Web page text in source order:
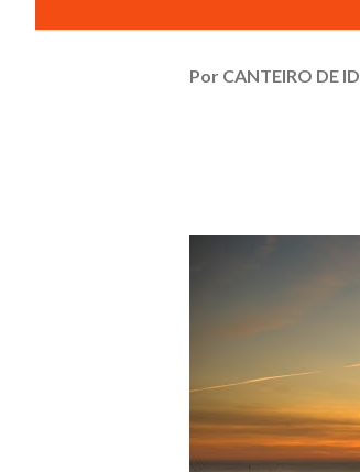
Por CANTEIRO DE